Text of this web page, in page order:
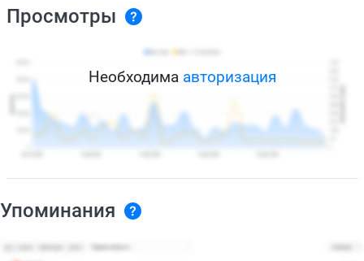
Просмотры
Необходима авторизация
Упоминания